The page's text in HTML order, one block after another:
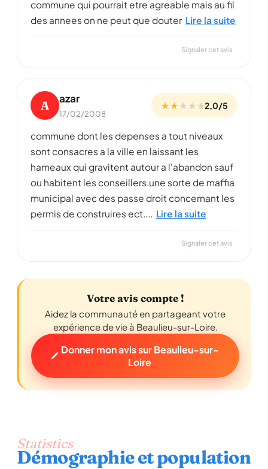
commune qui pourrait etre agreable mais au fil
des annees on ne peut que douter Lire la suite
Signaler cet avis
A azar
17/02/2008
★ ★★ ★ ★2,0/5
commune dont les depenses a tout niveaux
sont consacres a la ville en laissant les
hameaux qui gravitent autour a l'abandon sauf
ou habitent les conseillers.une sorte de maffia
municipal avec des passe droit concernant les
permis de construires ect.... Lire la suite
Signaler cet avis
Votre avis compte !
Aidez la communauté en partageant votre
expérience de vie à Beaulieu-sur-Loire.
Donner mon avis sur Beaulieu-sur-
Loire
Statistics
Démographie et population